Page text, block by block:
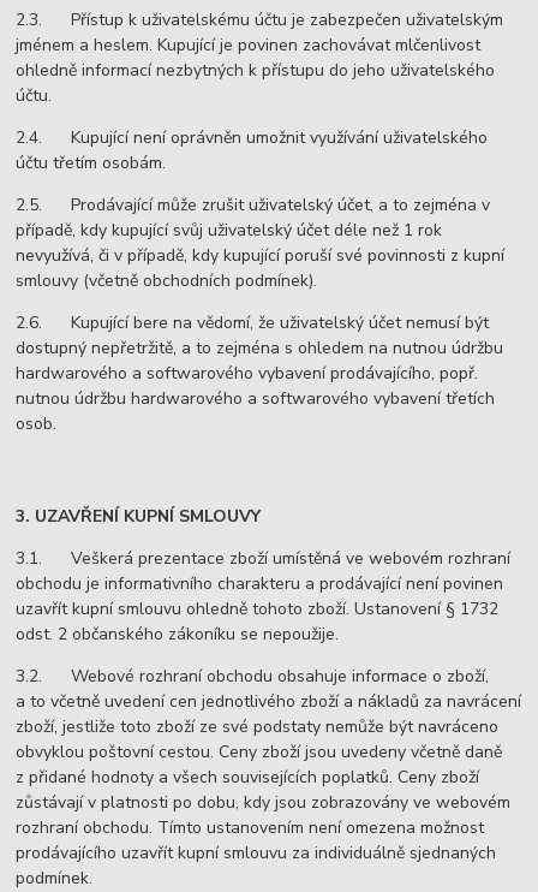
2.3. Přístup k uživatelskému účtu je zabezpečen uživatelským
jménem a heslem. Kupující je povinen zachovávat mlčenlivost
ohledně informací nezbytných k přístupu do jeho uživatelského
účtu.
2.4. Kupující není oprávněn umožnit využívání uživatelského
účtu třetím osobám.
2.5. Prodávající může zrušit uživatelský účet, a to zejména v
případě, kdy kupující svůj uživatelský účet déle než 1 rok
nevyužívá, či v případě, kdy kupující poruší své povinnosti z kupní
smlouvy (včetně obchodních podmínek).
2.6. Kupující bere na vědomí, že uživatelský účet nemusí být
dostupný nepřetržitě, a to zejména s ohledem na nutnou údržbu
hardwarového a softwarového vybavení prodávajícího, popř.
nutnou údržbu hardwarového a softwarového vybavení třetích
osob.
3. UZAVŘENÍ KUPNÍ SMLOUVY
3.1. Veškerá prezentace zboží umístěná ve webovém rozhraní
obchodu je informativního charakteru a prodávající není povinen
uzavřít kupní smlouvu ohledně tohoto zboží. Ustanovení § 1732
odst. 2 občanského zákoníku se nepoužije.
3.2. Webové rozhraní obchodu obsahuje informace o zboží,
a to včetně uvedení cen jednotlivého zboží a nákladů za navrácení
zboží, jestliže toto zboží ze své podstaty nemůže být navráceno
obvyklou poštovní cestou. Ceny zboží jsou uvedeny včetně daně
z přidané hodnoty a všech souvisejících poplatků. Ceny zboží
zůstávají v platnosti po dobu, kdy jsou zobrazovány ve webovém
rozhraní obchodu. Tímto ustanovením není omezena možnost
prodávajícího uzavřít kupní smlouvu za individuálně sjednaných
podmínek.